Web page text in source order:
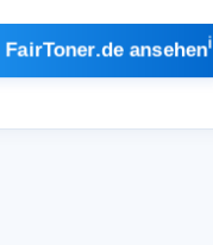
FairToner.de ansehenℹ︎